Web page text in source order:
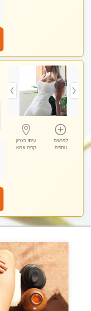
לפרטים
נוספים
עיסוי בצפון
קרית אתא